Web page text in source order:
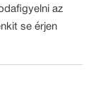
az
se érjen